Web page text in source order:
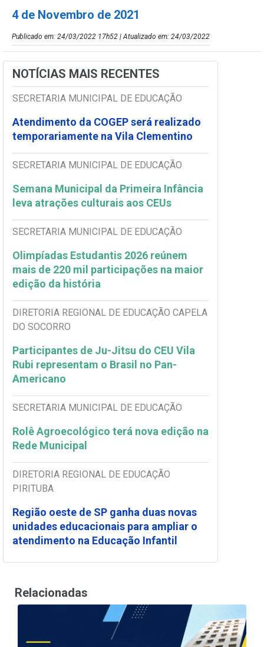
4 de Novembro de 2021
Publicado em: 24/03/2022 17h52 | Atualizado em: 24/03/2022
NOTÍCIAS MAIS RECENTES
SECRETARIA MUNICIPAL DE EDUCAÇÃO
Atendimento da COGEP será realizado
temporariamente na Vila Clementino
SECRETARIA MUNICIPAL DE EDUCAÇÃO
Semana Municipal da Primeira Infância
leva atrações culturais aos CEUs
SECRETARIA MUNICIPAL DE EDUCAÇÃO
Olimpíadas Estudantis 2026 reúnem
mais de 220 mil participações na maior
edição da história
DIRETORIA REGIONAL DE EDUCAÇÃO CAPELA
DO SOCORRO
Participantes de Ju-Jitsu do CEU Vila
Rubi representam o Brasil no Pan-
Americano
SECRETARIA MUNICIPAL DE EDUCAÇÃO
Rolê Agroecológico terá nova edição na
Rede Municipal
DIRETORIA REGIONAL DE EDUCAÇÃO
PIRITUBA
Região oeste de SP ganha duas novas
unidades educacionais para ampliar o
atendimento na Educação Infantil
Relacionadas